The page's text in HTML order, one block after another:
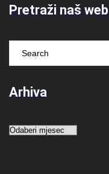
Pretraži naš web
Arhiva
Arhiva